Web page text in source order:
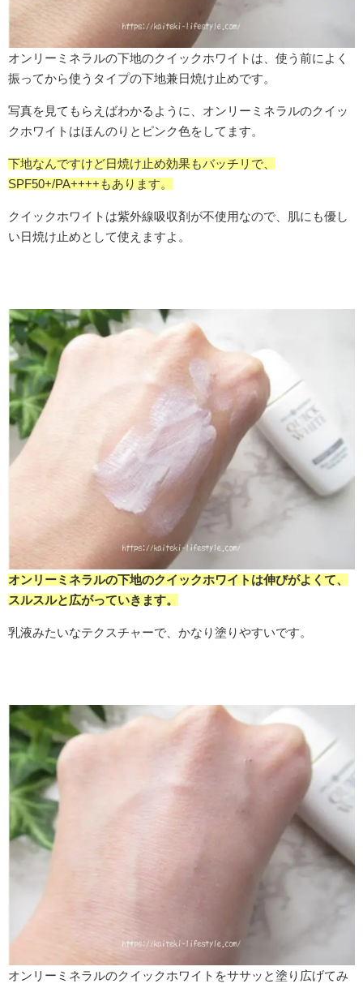
オンリーミネラルの下地のクイックホワイトは、使う前によく
振ってから使うタイプの下地兼日焼け止めです。
写真を見てもらえばわかるように、オンリーミネラルのクイッ
クホワイトはほんのりとピンク色をしてます。
下地なんですけど日焼け止め効果もバッチリで、
SPF50+/PA++++もあります。
クイックホワイトは紫外線吸収剤が不使用なので、肌にも優し
い日焼け止めとして使えますよ。
オンリーミネラルの下地のクイックホワイトは伸びがよくて、
スルスルと広がっていきます。
乳液みたいなテクスチャーで、かなり塗りやすいです。
オンリーミネラルのクイックホワイトをササッと塗り広げてみ